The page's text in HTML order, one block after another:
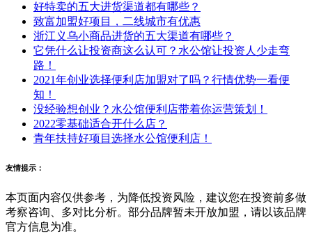
好特卖的五大进货渠道都有哪些？
致富加盟好项目，二线城市有优惠
浙江义乌小商品进货的五大渠道有哪些？
它凭什么让投资商这么认可？水公馆让投资人少走弯
路！
2021年创业选择便利店加盟对了吗？行情优势一看便
知！
没经验想创业？水公馆便利店带着你运营策划！
2022零基础适合开什么店？
青年扶持好项目选择水公馆便利店！
友情提示：
本页面内容仅供参考，为降低投资风险，建议您在投资前多做
考察咨询、多对比分析。部分品牌暂未开放加盟，请以该品牌
官方信息为准。